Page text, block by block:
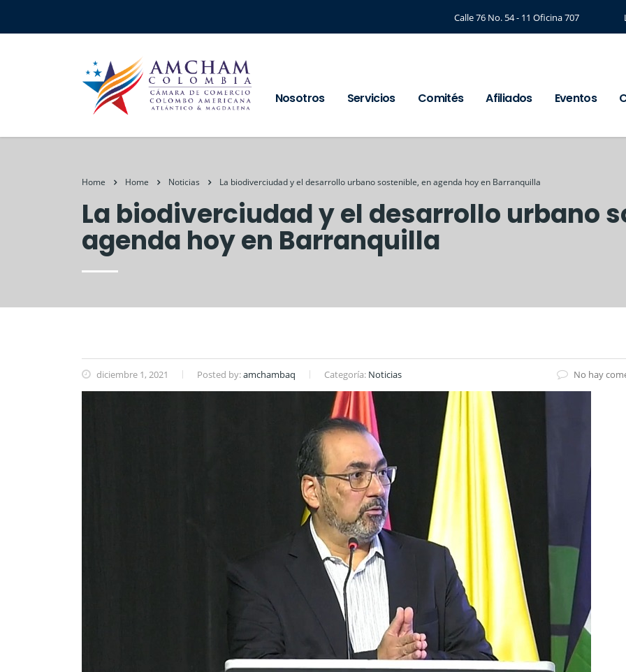
Calle 76 No. 54 - 11 Oficina 707
Nosotros Servicios Comités Afiliados Eventos
Home Home Noticias La biodiverciudad y el desarrollo urbano sostenible, en agenda hoy en Barranquilla
La biodiverciudad y el desarrollo urbano
agenda hoy en Barranquilla
diciembre 1, 2021 Posted by:amchambaq Categoría: Noticias No hay